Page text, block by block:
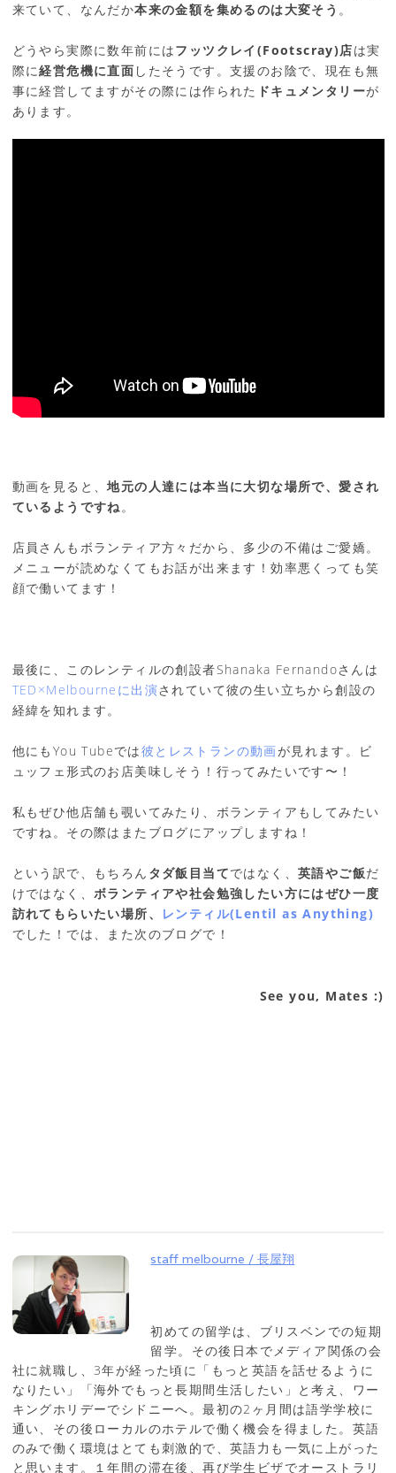
来ていて、なんだか本来の金額を集めるのは大変そう 。
どうやら実際に数年前にはフッツクレイ(Footscray)店は実
際に経営危機に直面 したそうです。支援のお陰で、現在も無
事に経営してますがその際には作られた ドキュメンタリーが
あります。
動画を見ると、地元の人達には本当に大切な場所で、愛され
ているようですね。
店員さんもボランティア方々だから、多少の不備はご愛嬌。
メニューが読めなくてもお話が出来ます！効率悪くっても笑
顔で働いてます！
最後に、このレンティルの創設者Shanaka Fernandoさんは
TED×Melbourneに出演されていて彼の生い立ちから創設の
経緯を知れます。
他にもYou Tubeでは彼とレストランの動画が見れます。ビ
ュッフェ形式のお店美味しそう！行ってみたいです〜！
私もぜひ他店舗も覗いてみたり、ボランティアもしてみたい
ですね。その際はまたブログにアップしますね！
という訳で、もちろん タダ飯目当てではなく、 英語やご飯だ
けではなく、 ボランティアや社会勉強したい方にはぜひ一度
訪れてもらいたい場所、
レンティル(Lentil as Anything)
でした！では、また次のブログで！
See you, Mates :)
staff melbourne / 長屋翔
初めての留学は、ブリスベンでの短期
留学。その後日本でメディア関係の会
社に就職し、3年が経った頃に「もっと英語を話せるように
なりたい」「海外でもっと長期間生活したい」と考え、ワー
キングホリデーでシドニーへ。最初の2ヶ月間は語学学校に
通い、その後ローカルのホテルで働く機会を得ました。英語
のみで働く環境はとても刺激的で、英語力も一気に上がった
と思います。１年間の滞在後、再び学生ビザでオーストラリ